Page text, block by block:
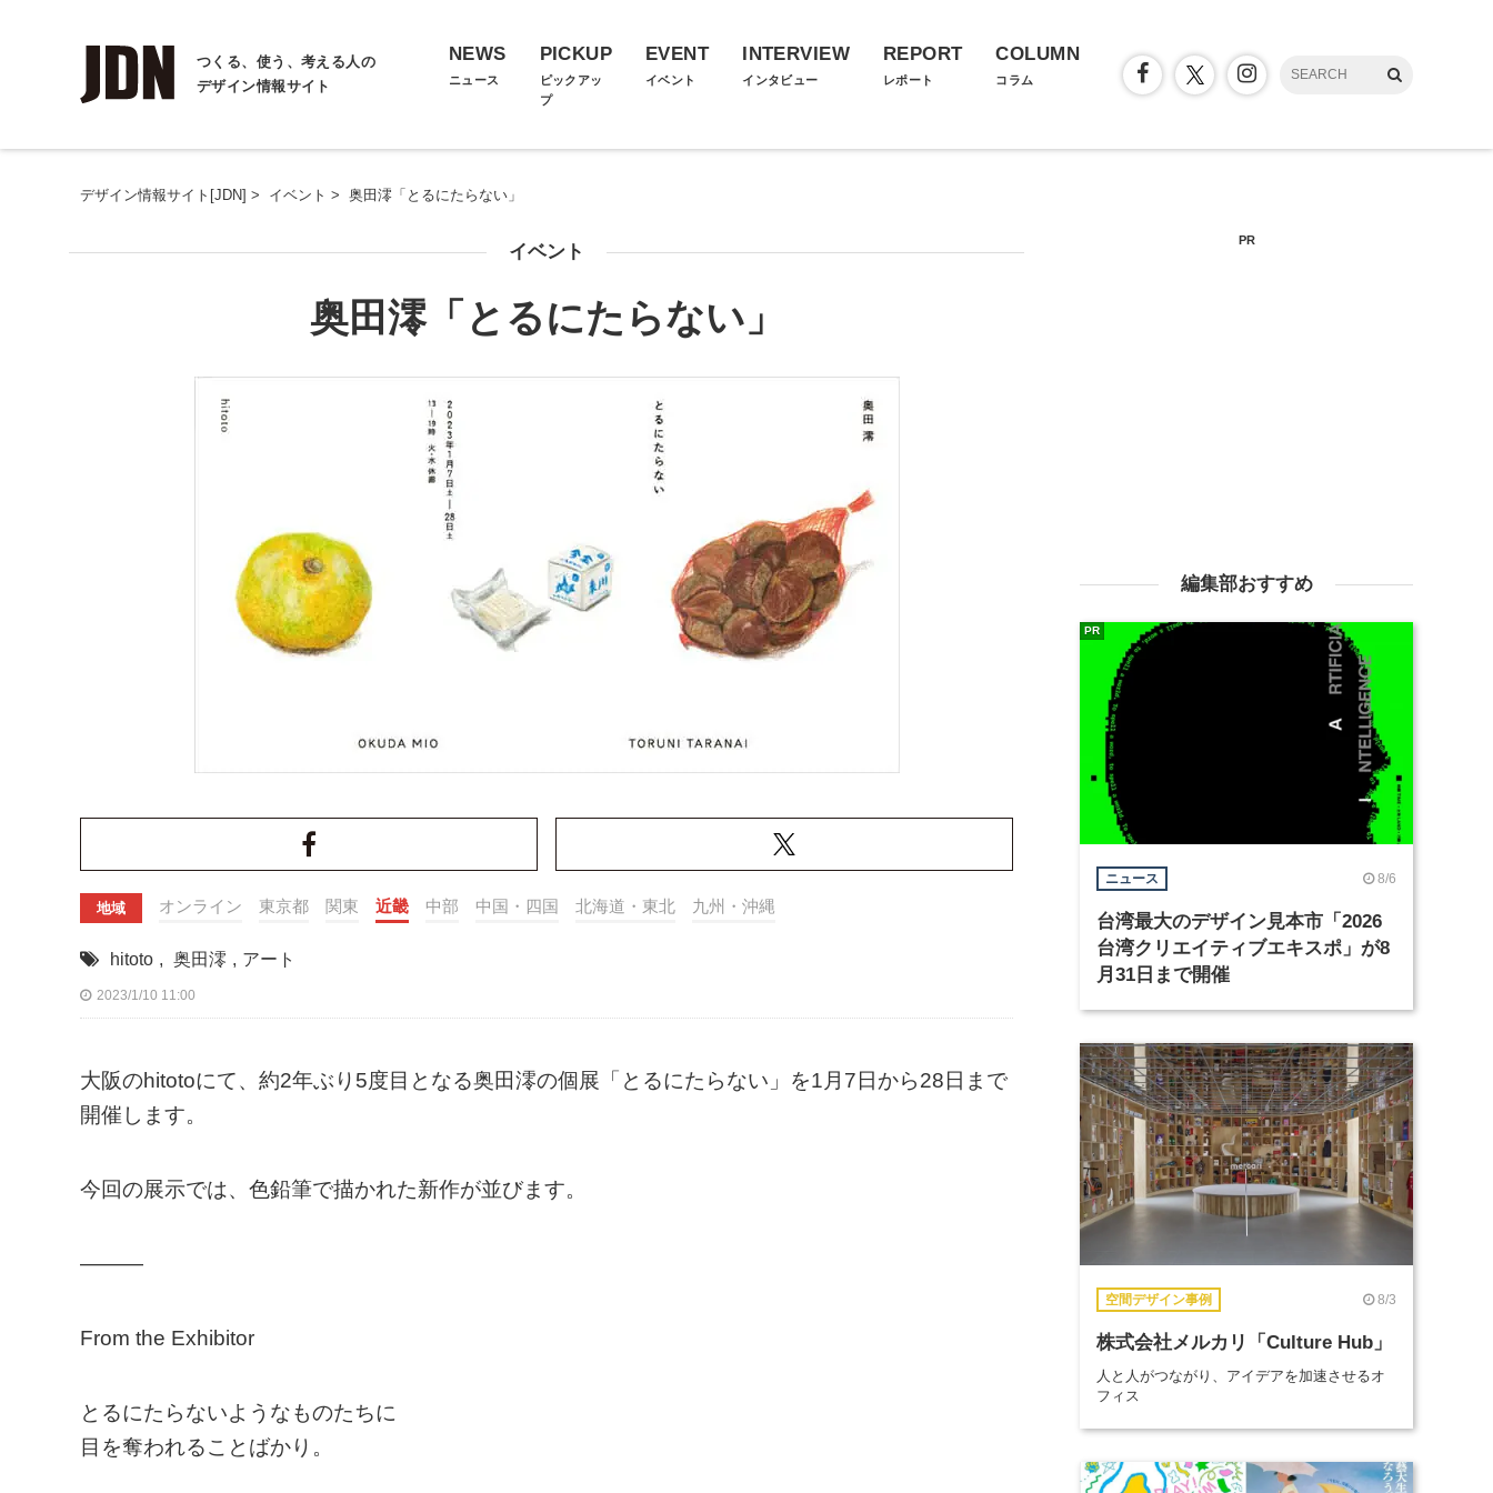
つくる、使う、考える人の
デザイン情報サイト
NEWS
ニュース
PICKUP
ピックアッ
プ
EVENT
イベント
INTERVIEW
インタビュー
REPORT
レポート
COLUMN
コラム
デザイン情報サイト[JDN] > イベント > 奥田澪「とるにたらない」
イベント
奥田澪「とるにたらない」
地域 オンライン 東京都 関東 近畿 中部 中国・四国 北海道・東北 九州・沖縄
hitoto , 奥田澪 , アート
2023/1/10 11:00
大阪のhitotoにて、約2年ぶり5度目となる奥田澪の個展「とるにたらない」を1月7日から28日まで
開催します。
今回の展示では、色鉛筆で描かれた新作が並びます。
———
From the Exhibitor
とるにたらないようなものたちに
目を奪われることばかり。
PR
編集部おすすめ
ニュース 8/6
台湾最大のデザイン見本市「2026
台湾クリエイティブエキスポ」が8
月31日まで開催
PR
空間デザイン事例 8/3
株式会社メルカリ「Culture Hub」
人と人がつながり、アイデアを加速させるオ
フィス